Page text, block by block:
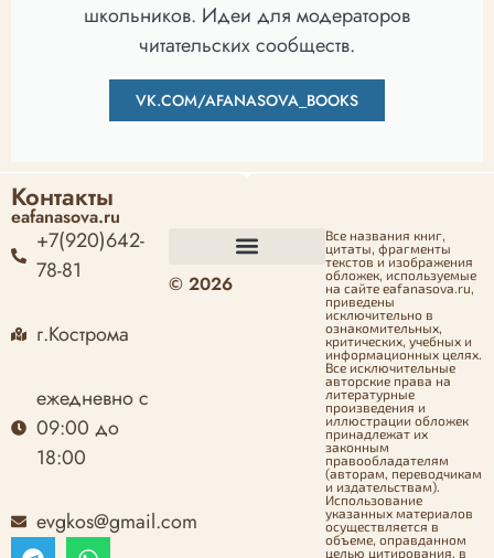
школьников. Идеи для модераторов
читательских сообществ.
VK.COM/AFANASOVA_BOOKS
Контакты
eafanasova.ru
+7(920)642-
78-81
г.Кострома
ежедневно с
09:00 до
18:00
evgkos@gmail.com
© 2026
Все названия книг,
цитаты, фрагменты
текстов и изображения
обложек, используемые
на сайте eafanasova.ru,
приведены
исключительно в
ознакомительных,
критических, учебных и
информационных целях.
Все исключительные
авторские права на
литературные
произведения и
иллюстрации обложек
принадлежат их
законным
правообладателям
(авторам, переводчикам
и издательствам).
Использование
указанных материалов
осуществляется в
объеме, оправданном
целью цитирования, в